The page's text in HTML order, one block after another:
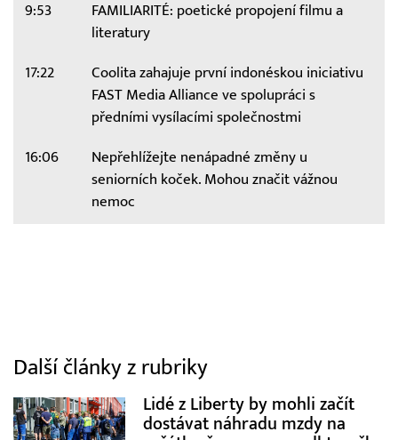
9:53
FAMILIARITÉ: poetické propojení filmu a
literatury
17:22
Coolita zahajuje první indonéskou iniciativu
FAST Media Alliance ve spolupráci s
předními vysílacími společnostmi
16:06
Nepřehlížejte nenápadné změny u
seniorních koček. Mohou značit vážnou
nemoc
Další články z rubriky
Lidé z Liberty by mohli začít
dostávat náhradu mzdy na